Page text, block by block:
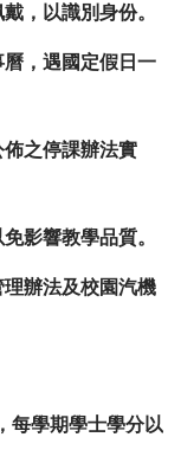
，以識別身份。
，遇國定假日一
之停課辦法實
影響教學品質。
辦法及校園汽機
每學期學士學分以